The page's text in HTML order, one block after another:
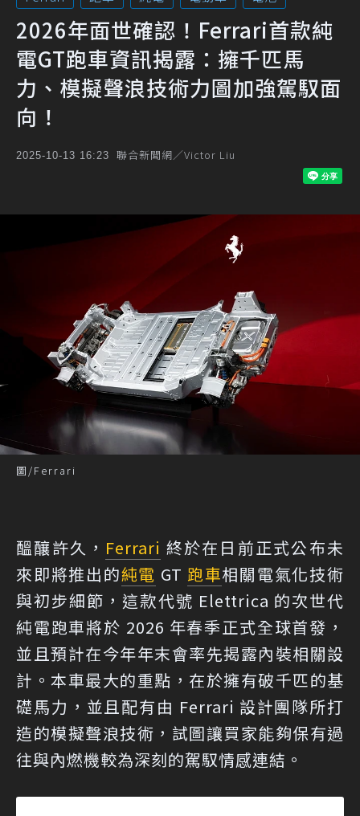
2026年面世確認！Ferrari首款純
電GT跑車資訊揭露：擁千匹馬
力、模擬聲浪技術力圖加強駕馭面
向！
2025-10-13 16:23 聯合新聞網／Victor Liu
圖/Ferrari
醞釀許久， Ferrari 終於在日前正式公布未
來即將推出的純電 GT 跑車相關電氣化技術
與初步細節，這款代號 Elettrica 的次世代
純電跑車將於 2026 年春季正式全球首發，
並且預計在今年年末會率先揭露內裝相關設
計。本車最大的重點，在於擁有破千匹的基
礎馬力，並且配有由 Ferrari 設計團隊所打
造的模擬聲浪技術，試圖讓買家能夠保有過
往與內燃機較為深刻的駕馭情感連結。